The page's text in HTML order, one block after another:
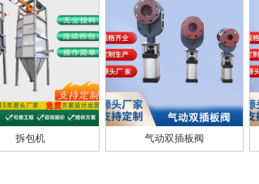
拆包机 气动双插板阀